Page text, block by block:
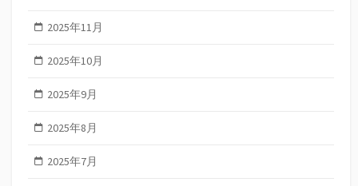
2025年11月
2025年10月
2025年9月
2025年8月
2025年7月